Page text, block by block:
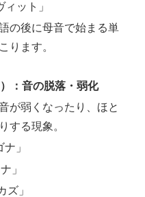
ット」
の後に母音で始まる単
ります。
：音の脱落・弱化
が弱くなったり、ほと
する現象。
」
」
」